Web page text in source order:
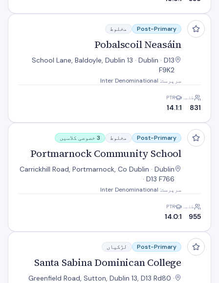
Pobalscoil Neasáin
Post-Primary مخلوط
Pobalscoil Neasáin
School Lane, Baldoyle, Dublin 13 · Dublin · D13
F9K2
سرپرست: Inter Denominational
طلبہ
831
PTR
14.1:1
Portmarnock Community School
Post-Primary مخلوط 3 خصوصی کلاسیں
Portmarnock Community School
Carrickhill Road, Portmarnock, Co Dublin · Dublin
· D13 F766
سرپرست: Inter Denominational
طلبہ
955
PTR
14.0:1
Santa Sabina Dominican College
Post-Primary لڑکیاں
Santa Sabina Dominican College
Greenfield Road, Sutton, Dublin 13, D13 Rd80 ·